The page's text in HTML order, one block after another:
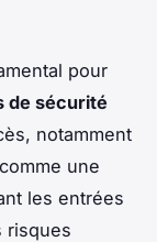
pour
de sécurité
notamment
une
les entrées
risques